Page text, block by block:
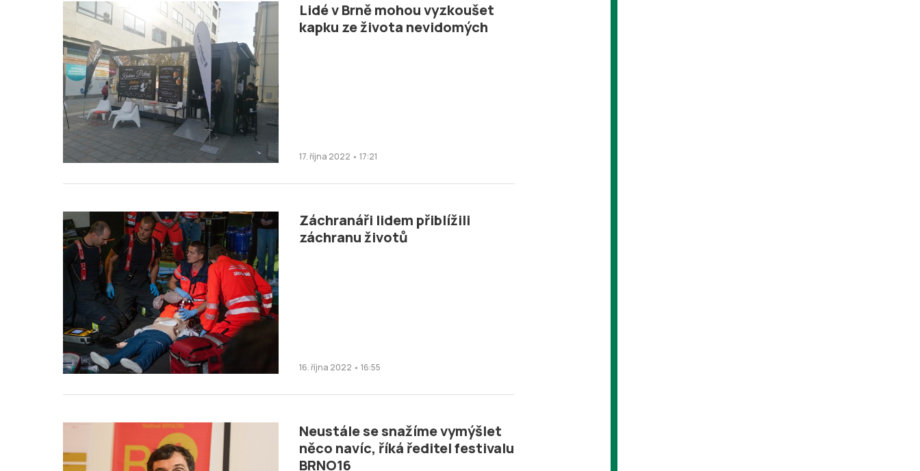
Lidé v Brně mohou vyzkoušet
kapku ze života nevidomých
17. října 2022 • 17:21
Záchranáři lidem přiblížili
záchranu životů
16. října 2022 • 16:55
Neustále se snažíme vymýšlet
něco navíc, říká ředitel festivalu
BRNO16